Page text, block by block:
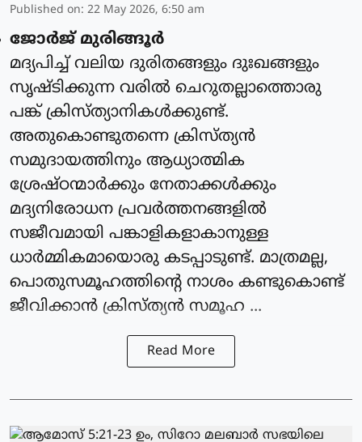
Published on: 22 May 2026, 6:50 am
ജോർജ് മുരിങ്ങൂർ
മദ്യപിച്ച് വലിയ ദുരിതങ്ങളും ദുഃഖങ്ങളും
സൃഷ്ടിക്കുന്ന വരിൽ ചെറുതല്ലാത്തൊരു
പങ്ക് ക്രിസ്ത്യാനികൾക്കുണ്ട്.
അതുകൊണ്ടുതന്നെ ക്രിസ്ത്യൻ
സമുദായത്തിനും ആധ്യാത്മിക
ശ്രേഷ്ഠന്മാർക്കും നേതാക്കൾക്കും
മദ്യനിരോധന പ്രവർത്തനങ്ങളിൽ
സജീവമായി പങ്കാളികളാകാനുള്ള
ധാർമ്മികമായൊരു കടപ്പാടുണ്ട്. മാത്രമല്ല,
പൊതുസമൂഹത്തിന്റെ നാശം കണ്ടുകൊണ്ട്
ജീവിക്കാൻ ക്രിസ്ത്യൻ സമൂഹ ...
Read More